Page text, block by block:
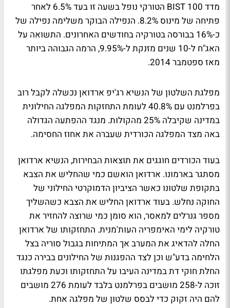
מדד 100 BIST הטורקי נופל בשעה זו בעד 6.5% לאחר
פתיחה של מינוס 8.2%. הנפילה הבוקר משלימה נפילה של
כ-16% בבורסה בטורקיה בחודשים האחרונים. התשואה על
האג"ח ל-10 שנים מזנקת ל-9.95%, הרמה הגבוהה ביותר
מאז ספטמבר 2014.
מפלגת השלטון של הנשיא רג'יפ ארדואן נכשלה לקבל רוב
בפרלמנט עם 40.8% לעומת התחזקות המפלגה החילונית
במדינה שקיבלה 25% מהקולות. מנגד ההפתעה הגדולה
באה מצד המפלגה הכורדית שעברה את אחוז החסימה.
בעוד הכורדים חוגגים את תוצאות הבחירות, הנשיא ארדואן
מסתגר בארמונו. ארדואן הואשם כמי שהחליש את הצבא
בתקופת שלטונו כאשר הציביון הדמוקרטי החילוני של
החוקה נחלש. בעוד ארדואן החליש את הצבא כשהשליך
מספר גנרלים למאסר, הוא סומן כמי שרוצה להחזיר את
טורקיה לימי האימפריה העות'מנית. התחזקותו של ארדואן
החלה להדאיג את המערב אך המתיחות בגבול סוריה בצל
הלחימה בדע"ש וכן לצד ההפגנות של החילונים בבירה כנגד
החלת חוקי דת במדינה העיבו על התחזקותו וכעת מפלגתו
זוכה ל-258 מושבים בפרלמנט בלבד לעומת 276 מושבים
להם היה זקוק כדי לבסס שלטון של מפלגה אחת.